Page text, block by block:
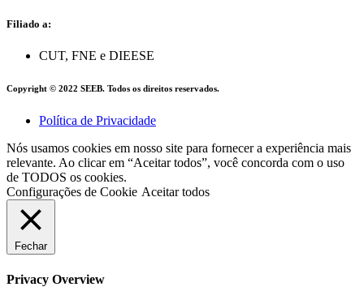
Filiado a:
CUT, FNE e DIEESE
Copyright © 2022 SEEB. Todos os direitos reservados.
Política de Privacidade
Nós usamos cookies em nosso site para fornecer a experiência mais
relevante. Ao clicar em “Aceitar todos”, você concorda com o uso
de TODOS os cookies.
Configurações de Cookie Aceitar todos
Fechar
Privacy Overview